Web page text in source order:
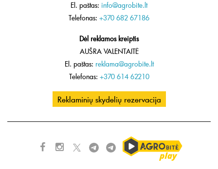
El. paštas: info@agrobite.lt
Telefonas: +370 682 67186
Dėl reklamos kreiptis
AUŠRA VALENTAITĖ
El. paštas: reklama@agrobite.lt
Telefonas: +370 614 62210
Reklaminių skydelių rezervacija